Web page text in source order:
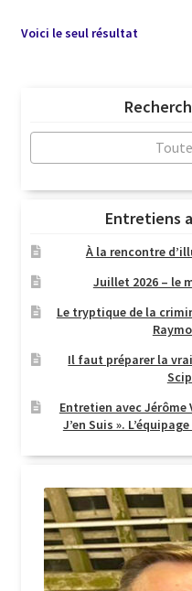
Voici le seul résultat
Entretiens
À la rencontre
Juillet 2026 – le
Le tryptique de la
Il faut préparer la
Entretien avec
J’en Suis ».